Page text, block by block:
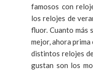
famosos con
los relojes de
fluor. Cuanto más
mejor, ahora
distintos relojes
gustan son los